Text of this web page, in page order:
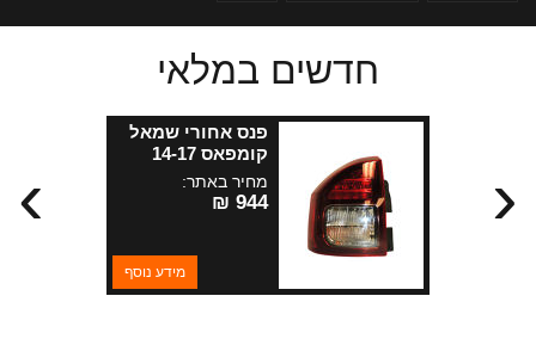
ב. ינוביץ
חדשים במלאי
פנס אחורי שמאל
קומפאס 14-17
מחיר באתר:
944 ₪
מידע נוסף
› ‹